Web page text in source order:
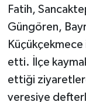
Fatih,
Güngören,
etti. İlçe
ettiği
veresiye